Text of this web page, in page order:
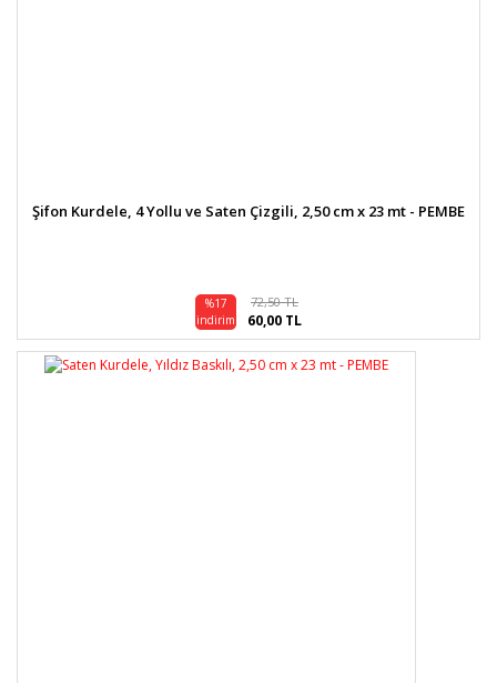
Şifon Kurdele, 4 Yollu ve Saten Çizgili, 2,50 cm x 23 mt - PEMBE
%17
indirim
72,50 TL
60,00 TL